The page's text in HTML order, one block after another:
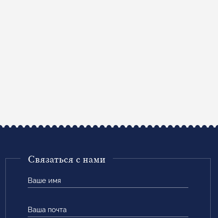
Связаться с нами
имя
почта